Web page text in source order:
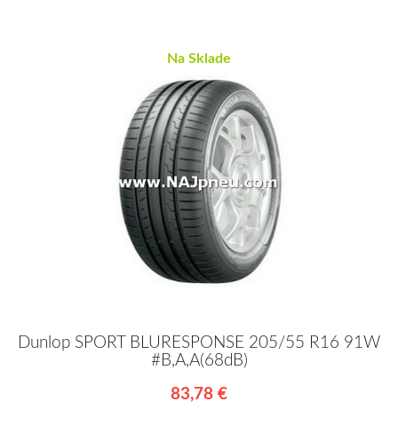
Na Sklade
Dunlop SPORT BLURESPONSE 205/55 R16 91W
#B,A,A(68dB)
83,78 €